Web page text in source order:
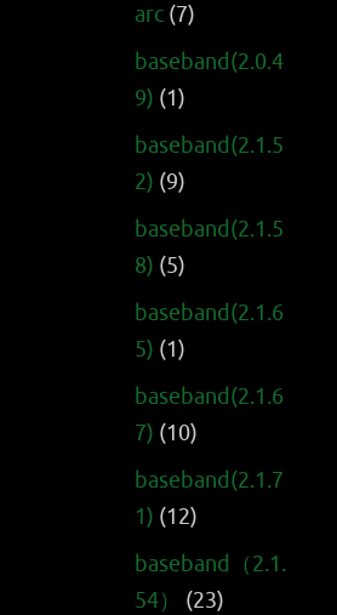
arc (7)
baseband(2.0.4
9) (1)
baseband(2.1.5
2) (9)
baseband(2.1.5
8) (5)
baseband(2.1.6
5) (1)
baseband(2.1.6
7) (10)
baseband(2.1.7
1) (12)
baseband（2.1.
54）
(23)